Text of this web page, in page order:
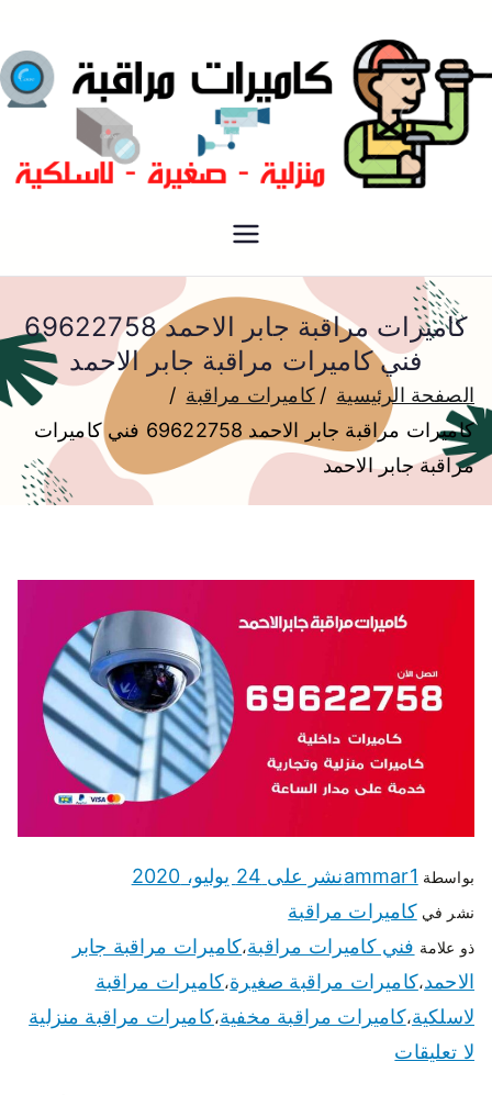
فني كاميرات مراقبة الكويت
كاميرات مراقبة جابر الاحمد 69622758
فني كاميرات مراقبة جابر الاحمد
الصفحة الرئيسية
كاميرات مراقبة
كاميرات مراقبة جابر الاحمد 69622758 فني كاميرات
مراقبة جابر الاحمد
بواسطة ammar1نشر على 24 يوليو، 2020
نشر في كاميرات مراقبة
ذو علامة فني كاميرات مراقبة،كاميرات مراقبة جابر
الاحمد،كاميرات مراقبة صغيرة،كاميرات مراقبة
لاسلكية،كاميرات مراقبة مخفية،كاميرات مراقبة منزلية
لا تعليقات